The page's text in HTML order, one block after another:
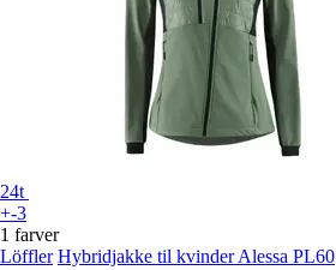
24t
+-3
1 farver
Löffler Hybridjakke til kvinder Alessa PL60